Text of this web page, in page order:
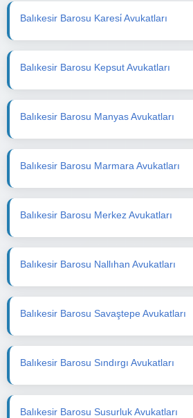
Balıkesir Barosu Karesi̇ Avukatları
Balıkesir Barosu Kepsut Avukatları
Balıkesir Barosu Manyas Avukatları
Balıkesir Barosu Marmara Avukatları
Balıkesir Barosu Merkez Avukatları
Balıkesir Barosu Nallıhan Avukatları
Balıkesir Barosu Savaştepe Avukatları
Balıkesir Barosu Sındırgı Avukatları
Balıkesir Barosu Susurluk Avukatları